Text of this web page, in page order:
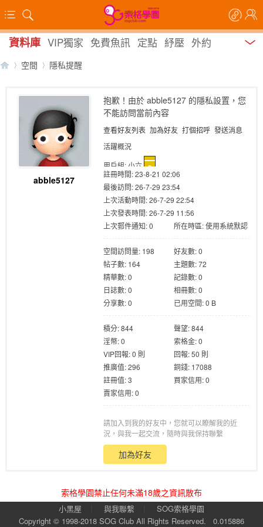
資料庫 VIP獨家 免費魚訊 定點 紓壓 外約
空間
›
隱私提醒
abble5127
抱歉！由於 abble5127 的隱私設置，您
不能訪問當前內容
查看好友列表 加為好友 打個招呼 發送消息
活躍概況
用戶組: 小六
註冊時間: 23-8-21 02:06
最後訪問: 26-7-29 23:54
上次活動時間: 26-7-29 22:54
上次發表時間: 26-7-29 11:56
上次郵件通知: 0
所在時區: 使用系統默認
空間訪問量: 198
好友數: 0
帖子數: 164
主題數: 72
精華數: 0
記錄數: 0
日誌數: 0
相冊數: 0
分享數: 0
已用空間: 0 B
積分: 844
聲望: 844
淫幣: 0
索格金: 0
VIP回報: 0 則
回報: 50 則
推廣值: 296
銅錢: 17088
註冊值: 3
買家信用: 0
賣家信用: 0
請加入到我的好友中，您就可以瞭解我的近
況，與我一起交流，隨時與我保持聯繫
加為好友
索格學園禁止任何未滿18歲之資訊散布
小黑屋 與我聯繫
SOG索格學園
Copyright © 1998-2018 SOG Club All Rights Reserved. 0.015886